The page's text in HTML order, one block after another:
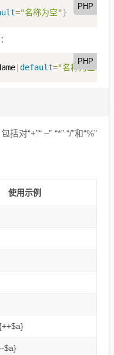
PHP
="名称为空"}
PHP
|default="名称为空"
对“+”“ –” “*” “/”和“%”
使用示例
$a}